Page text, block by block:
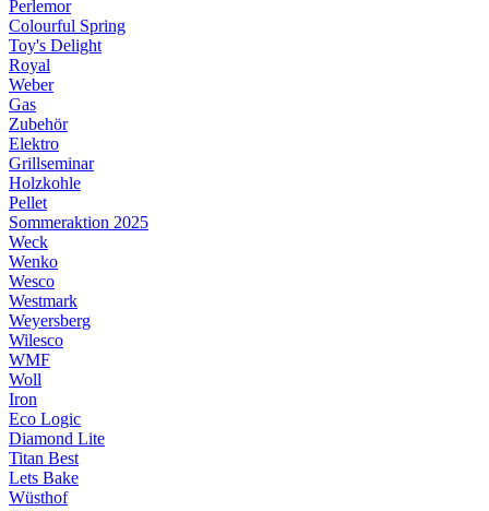
Perlemor
Colourful Spring
Toy's Delight
Royal
Weber
Gas
Zubehör
Elektro
Grillseminar
Holzkohle
Pellet
Sommeraktion 2025
Weck
Wenko
Wesco
Westmark
Weyersberg
Wilesco
WMF
Woll
Iron
Eco Logic
Diamond Lite
Titan Best
Lets Bake
Wüsthof